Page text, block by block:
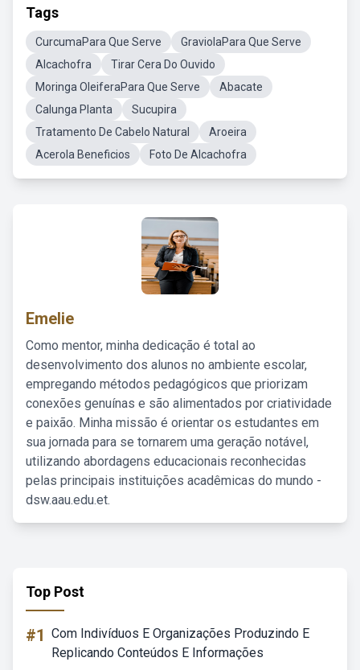
Tags
CurcumaPara Que Serve
GraviolaPara Que Serve
Alcachofra
Tirar Cera Do Ouvido
Moringa OleiferaPara Que Serve
Abacate
Calunga Planta
Sucupira
Tratamento De Cabelo Natural
Aroeira
Acerola Beneficios
Foto De Alcachofra
Emelie
Como mentor, minha dedicação é total ao
desenvolvimento dos alunos no ambiente escolar,
empregando métodos pedagógicos que priorizam
conexões genuínas e são alimentados por criatividade
e paixão. Minha missão é orientar os estudantes em
sua jornada para se tornarem uma geração notável,
utilizando abordagens educacionais reconhecidas
pelas principais instituições acadêmicas do mundo -
dsw.aau.edu.et.
Top Post
#1 Com Indivíduos E Organizações Produzindo E
Replicando Conteúdos E Informações